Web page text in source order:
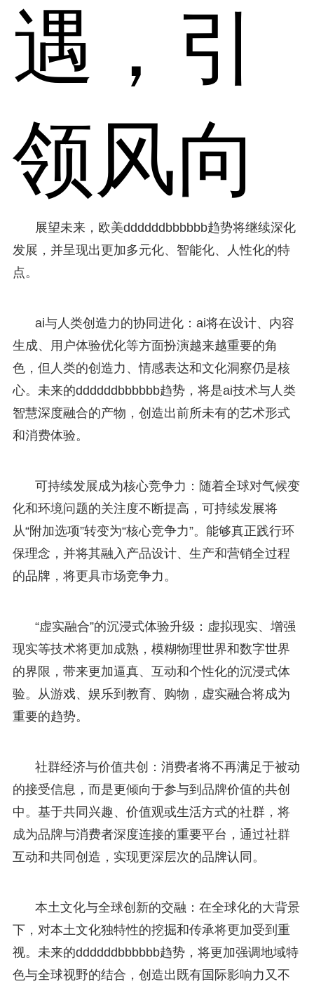
遇，引
领风向
展望未来，欧美ddddddbbbbbb趋势将继续深化
发展，并呈现出更加多元化、智能化、人性化的特
点。
ai与人类创造力的协同进化：ai将在设计、内容
生成、用户体验优化等方面扮演越来越重要的角
色，但人类的创造力、情感表达和文化洞察仍是核
心。未来的ddddddbbbbbb趋势，将是ai技术与人类
智慧深度融合的产物，创造出前所未有的艺术形式
和消费体验。
可持续发展成为核心竞争力：随着全球对气候变
化和环境问题的关注度不断提高，可持续发展将
从“附加选项”转变为“核心竞争力”。能够真正践行环
保理念，并将其融入产品设计、生产和营销全过程
的品牌，将更具市场竞争力。
“虚实融合”的沉浸式体验升级：虚拟现实、增强
现实等技术将更加成熟，模糊物理世界和数字世界
的界限，带来更加逼真、互动和个性化的沉浸式体
验。从游戏、娱乐到教育、购物，虚实融合将成为
重要的趋势。
社群经济与价值共创：消费者将不再满足于被动
的接受信息，而是更倾向于参与到品牌价值的共创
中。基于共同兴趣、价值观或生活方式的社群，将
成为品牌与消费者深度连接的重要平台，通过社群
互动和共同创造，实现更深层次的品牌认同。
本土文化与全球创新的交融：在全球化的大背景
下，对本土文化独特性的挖掘和传承将更加受到重
视。未来的ddddddbbbbbb趋势，将更加强调地域特
色与全球视野的结合，创造出既有国际影响力又不